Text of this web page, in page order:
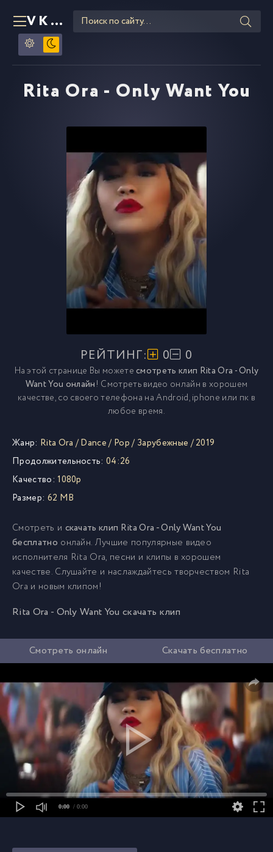
VKLIPE RU
Rita Ora - Only Want You
РЕЙТИНГ: 0 0
На этой странице Вы можетесмотреть клип Rita Ora - Only
Want You онлайн! Смотреть видео онлайн в хорошем
качестве, со своего телефона на Android, iphone или пк в
любое время.
Жанр: Rita Ora /Dance/ Pop/ Зарубежные /2019
Продолжительность: 04:26
Качество: 1080p
Размер: 62 MB
Смотреть и скачать клип Rita Ora - Only Want You
бесплатно онлайн. Лучшие популярные видео
исполнителя Rita Ora, песни и клипы в хорошем
качестве. Слушайте и наслаждайтесь творчеством Rita
Ora и новым клипом!
Rita Ora - Only Want You скачать клип
Смотреть онлайн Скачать бесплатно
0:00 / 0:00